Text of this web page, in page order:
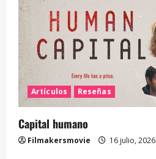
Artículos Reseñas
Capital humano
Filmakersmovie 16 julio, 2026